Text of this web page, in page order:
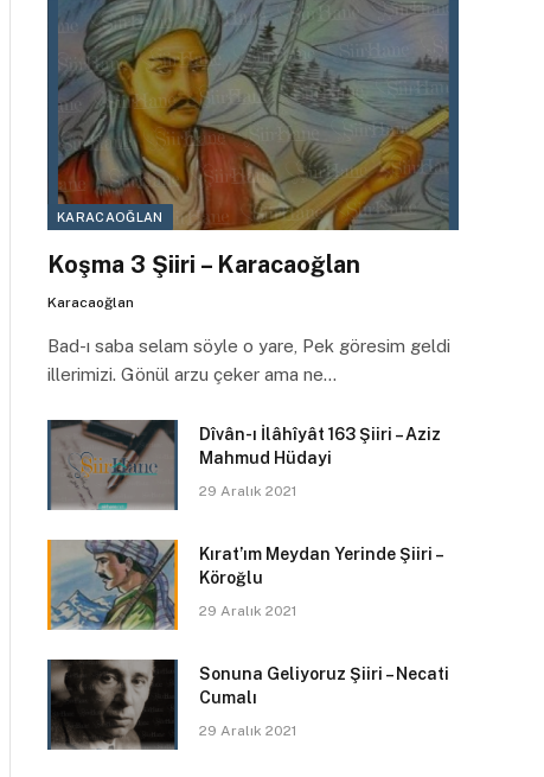
KARACAOĞLAN
Koşma 3 Şiiri – Karacaoğlan
Karacaoğlan
Bad-ı saba selam söyle o yare, Pek göresim geldi
illerimizi. Gönül arzu çeker ama ne…
Dîvân-ı İlâhîyât 163 Şiiri – Aziz
Mahmud Hüdayi
29 Aralık 2021
Kırat’ım Meydan Yerinde Şiiri –
Köroğlu
29 Aralık 2021
Sonuna Geliyoruz Şiiri – Necati
Cumalı
29 Aralık 2021